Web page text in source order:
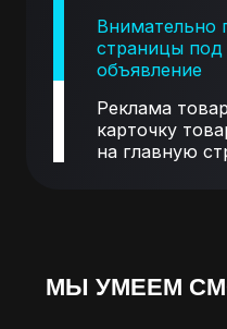
Внимательно
страницы
объявление
Реклама
карточку
на главную
МЫ УМЕЕМ